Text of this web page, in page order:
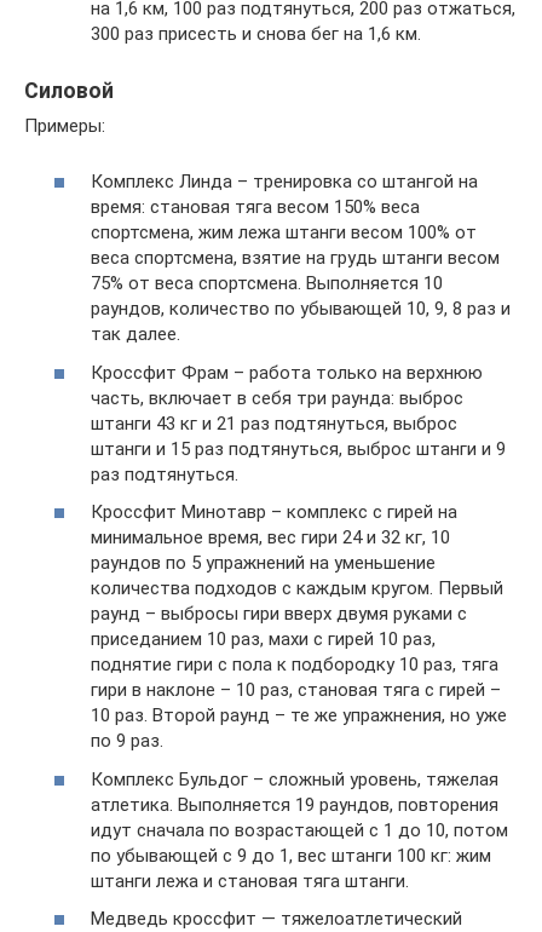
на 1,6 км, 100 раз подтянуться, 200 раз отжаться,
300 раз присесть и снова бег на 1,6 км.
Силовой
Примеры:
Комплекс Линда – тренировка со штангой на
время: становая тяга весом 150% веса
спортсмена, жим лежа штанги весом 100% от
веса спортсмена, взятие на грудь штанги весом
75% от веса спортсмена. Выполняется 10
раундов, количество по убывающей 10, 9, 8 раз и
так далее.
Кроссфит Фрам – работа только на верхнюю
часть, включает в себя три раунда: выброс
штанги 43 кг и 21 раз подтянуться, выброс
штанги и 15 раз подтянуться, выброс штанги и 9
раз подтянуться.
Кроссфит Минотавр – комплекс с гирей на
минимальное время, вес гири 24 и 32 кг, 10
раундов по 5 упражнений на уменьшение
количества подходов с каждым кругом. Первый
раунд – выбросы гири вверх двумя руками с
приседанием 10 раз, махи с гирей 10 раз,
поднятие гири с пола к подбородку 10 раз, тяга
гири в наклоне – 10 раз, становая тяга с гирей –
10 раз. Второй раунд – те же упражнения, но уже
по 9 раз.
Комплекс Бульдог – сложный уровень, тяжелая
атлетика. Выполняется 19 раундов, повторения
идут сначала по возрастающей с 1 до 10, потом
по убывающей с 9 до 1, вес штанги 100 кг: жим
штанги лежа и становая тяга штанги.
Медведь кроссфит — тяжелоатлетический